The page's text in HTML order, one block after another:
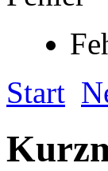
Start